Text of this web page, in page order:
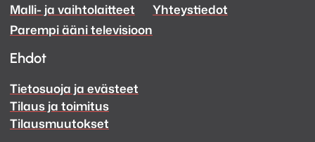
FacebookInstagram
Malli- ja vaihtolaitteet
Parempi ääni televisioon
Yhteystiedot
Ehdot
Tietosuoja ja evästeet
Tilaus ja toimitus
Tilausmuutokset